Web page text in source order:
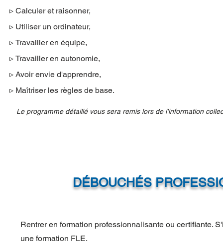
▹ Calculer et raisonner,
▹ Utiliser un ordinateur,
▹ Travailler en équipe,
▹ Travailler en autonomie,
▹ Avoir envie d'apprendre,
▹ Maîtriser les règles de base.
Le programme détaillé vous sera remis lors de l'information
DÉBOUCHÉS
Rentrer en formation professionnalisante ou certifiante.
une formation FLE.